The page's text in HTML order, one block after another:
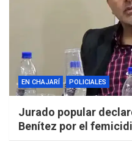
EN CHAJARÍ POLICIALES
Jurado popular
Benítez por el